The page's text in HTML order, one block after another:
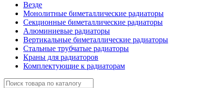
Везде
Монолитные биметаллические радиаторы
Секционные биметаллические радиаторы
Алюминиевые радиаторы
Вертикальные биметаллические радиаторы
Стальные трубчатые радиаторы
Краны для радиаторов
Комплектующие к радиаторам